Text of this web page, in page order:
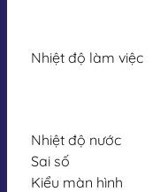
Nhiệt độ làm việc
Nhiệt độ nước
Sai số
Kiểu màn hình